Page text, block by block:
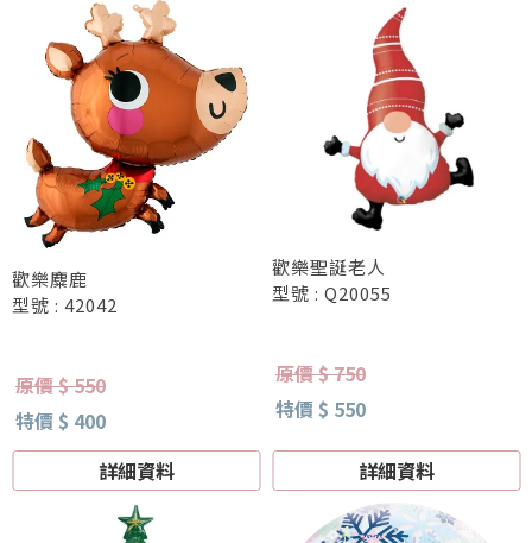
歡樂麋鹿
型號 : 42042
原價 $ 550
特價 $ 400
詳細資料
歡樂聖誕老人
型號 : Q20055
原價 $ 750
特價 $ 550
詳細資料